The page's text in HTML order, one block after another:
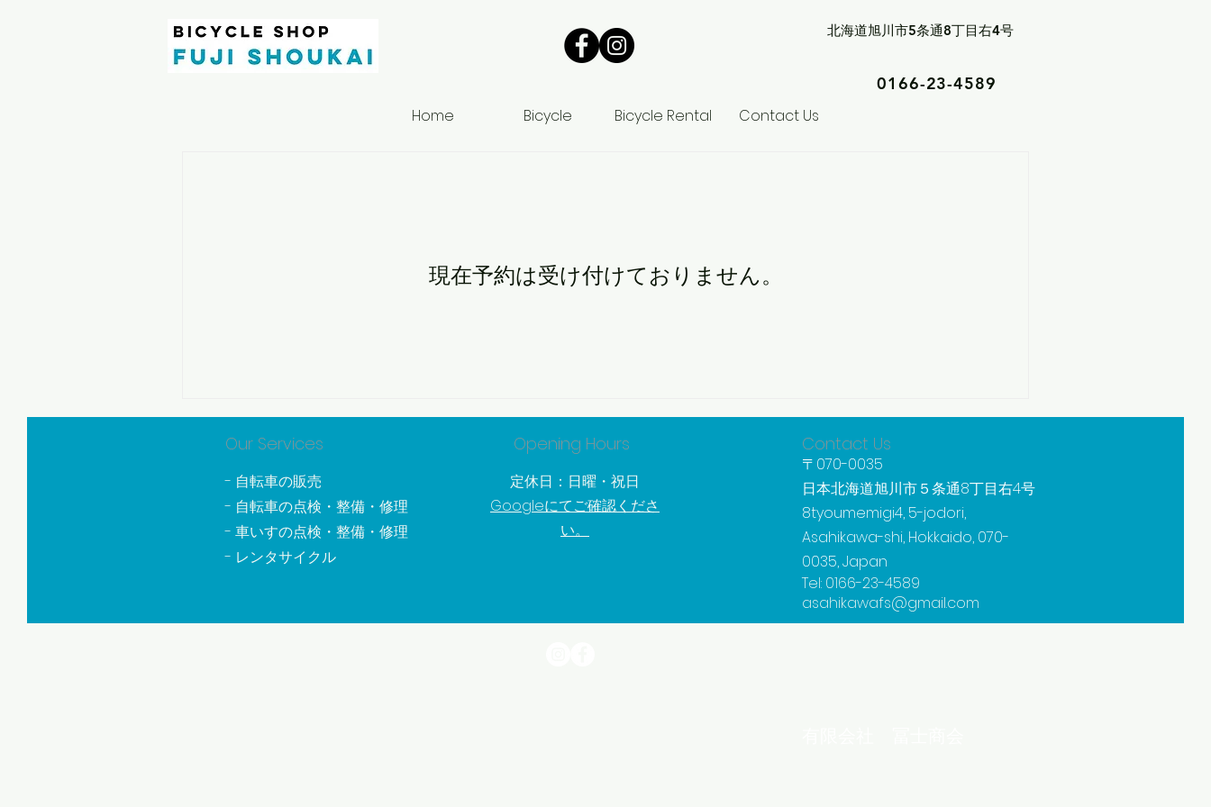
北海道旭川市5条通8丁目右4号
0166-23-4589
Home
Bicycle Bicycle Rental Contact Us
現在予約は受け付けておりません。
Our Services
- 自転車の販売
- 自転車の点検・整備・修理
- 車いすの点検・整備・修理
- レンタサイクル
Opening Hours
定休日：日曜・祝日
Googleにてご確認くださ
い。
Contact Us
〒070-0035
​日本北海道旭川市５条通8丁目右4号
8tyoumemigi4, 5-jodori,
Asahikawa-shi, Hokkaido, 070-
0035, Japan
Tel: 0166-23-4589
asahikawafs@gmail.com